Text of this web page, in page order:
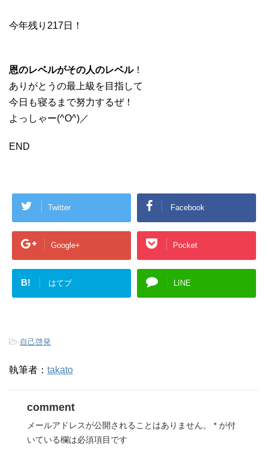
今年残り217日！
恩のレベルがその人のレベル！
ありがとうの最上級を目指して
今日も寝るまで努力するぜ！
よっしゃー(^O^)／
END
Twitter Facebook
Google+ Pocket
B! はてブ LINE
-自己啓発
執筆者： takato
comment
メールアドレスが公開されることはありません。 * が付
いている欄は必須項目です